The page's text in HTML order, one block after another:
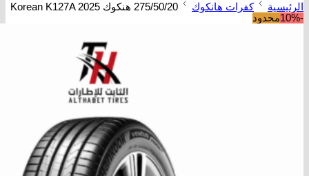
الرئيسية كفرات هانكوك
275/50/20 هنكوك Korean K127A 2025
-10%
محدود